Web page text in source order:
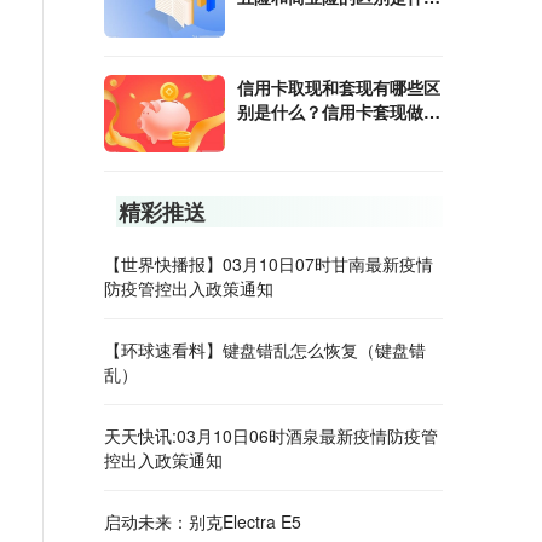
信用卡取现和套现有哪些区
别是什么？信用卡套现做投
精彩推送
【世界快播报】03月10日07时甘南最新疫情
防疫管控出入政策通知
【环球速看料】键盘错乱怎么恢复（键盘错
乱）
天天快讯:03月10日06时酒泉最新疫情防疫管
控出入政策通知
启动未来：别克Electra E5